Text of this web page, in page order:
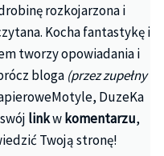
rozkojarzona i
Kocha fantastykę i
tworzy opowiadania i
bloga (przez zupełny
DuzeKa
linkwkomentarzu,
Twoją stronę!